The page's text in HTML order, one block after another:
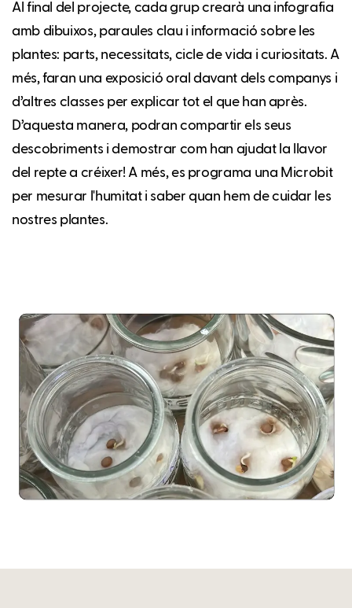
Al final del projecte, cada grup crearà una infografia
amb dibuixos, paraules clau i informació sobre les
plantes: parts, necessitats, cicle de vida i curiositats. A
més, faran una exposició oral davant dels companys i
d’altres classes per explicar tot el que han après.
D’aquesta manera, podran compartir els seus
descobriments i demostrar com han ajudat la llavor
del repte a créixer! A més, es programa una Microbit
per mesurar l'humitat i saber quan hem de cuidar les
nostres plantes.